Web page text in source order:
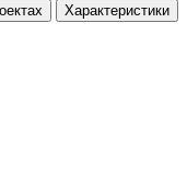
Характеристики